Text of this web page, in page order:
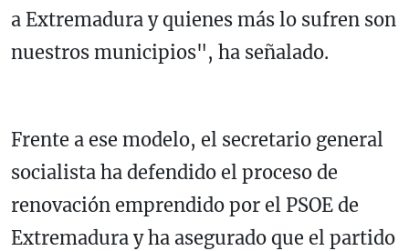
a Extremadura y quienes más lo sufren son
nuestros municipios", ha señalado.
Frente a ese modelo, el secretario general
socialista ha defendido el proceso de
renovación emprendido por el PSOE de
Extremadura y ha asegurado que el partido